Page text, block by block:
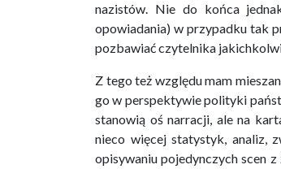
nazistów. Nie do końca
opowiadania) w przypadku tak
pozbawiać czytelnika
Z tego też względu mam
go w perspektywie polityki
stanowią oś narracji, ale na
nieco więcej statystyk, analiz,
opisywaniu pojedynczych scen